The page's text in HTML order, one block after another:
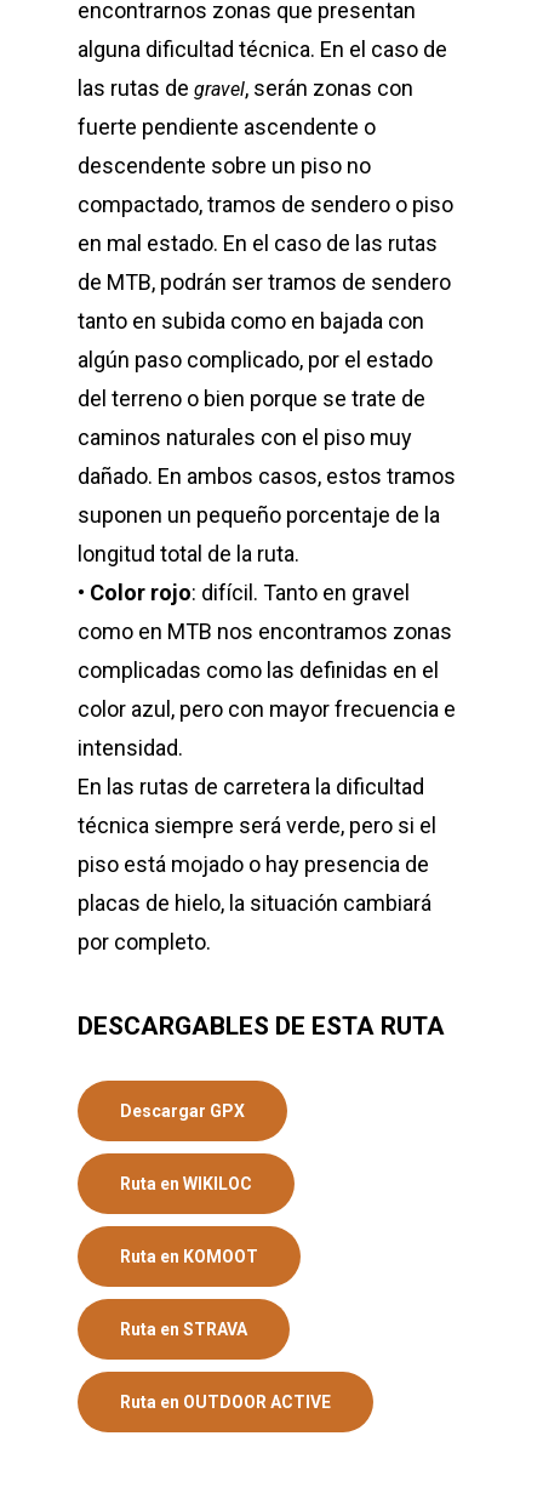
encontrarnos zonas que presentan
alguna dificultad técnica. En el caso de
las rutas de gravel, serán zonas con
fuerte pendiente ascendente o
descendente sobre un piso no
compactado, tramos de sendero o piso
en mal estado. En el caso de las rutas
de MTB, podrán ser tramos de sendero
tanto en subida como en bajada con
algún paso complicado, por el estado
del terreno o bien porque se trate de
caminos naturales con el piso muy
dañado. En ambos casos, estos tramos
suponen un pequeño porcentaje de la
longitud total de la ruta.
• Color rojo: difícil. Tanto en gravel
como en MTB nos encontramos zonas
complicadas como las definidas en el
color azul, pero con mayor frecuencia e
intensidad.
En las rutas de carretera la dificultad
técnica siempre será verde, pero si el
piso está mojado o hay presencia de
placas de hielo, la situación cambiará
por completo.
DESCARGABLES DE ESTA RUTA
Descargar GPX
Ruta en WIKILOC
Ruta en KOMOOT
Ruta en STRAVA
Ruta en OUTDOOR ACTIVE